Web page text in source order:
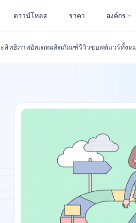
ดาวน์โหลด ราคา องค์กร
สิทธิภาพอัพเดทผลิตภัณฑ์รีวิวซอฟต์แวร์ทั้งห